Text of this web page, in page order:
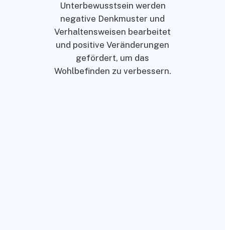
Unterbewusstsein werden
negative Denkmuster und
Verhaltensweisen bearbeitet
und positive Veränderungen
gefördert, um das
Wohlbefinden zu verbessern.